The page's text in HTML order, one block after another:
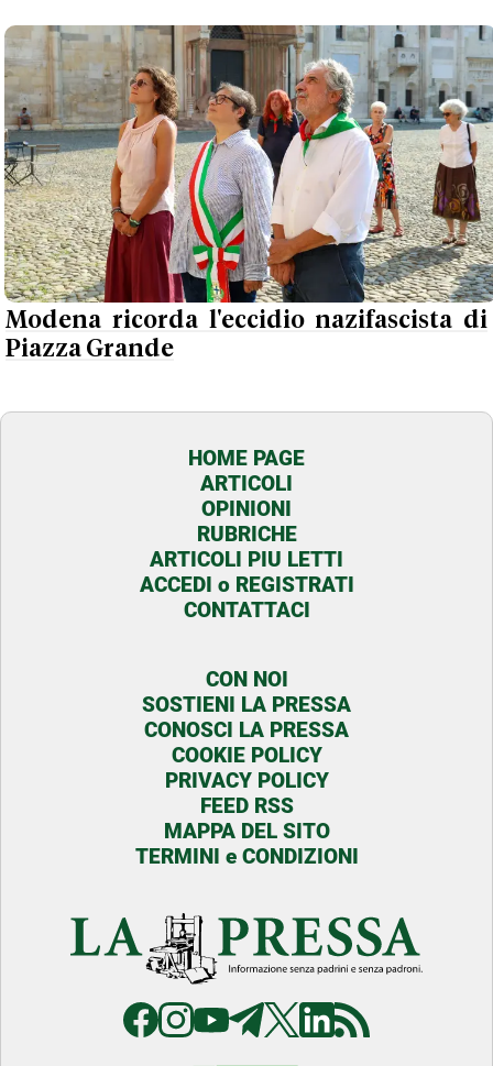
Modena ricorda l'eccidio nazifascista di
Piazza Grande
HOME PAGE
ARTICOLI
OPINIONI
RUBRICHE
ARTICOLI PIU LETTI
ACCEDI o REGISTRATI
CONTATTACI
CON NOI
SOSTIENI LA PRESSA
CONOSCI LA PRESSA
COOKIE POLICY
PRIVACY POLICY
FEED RSS
MAPPA DEL SITO
TERMINI e CONDIZIONI